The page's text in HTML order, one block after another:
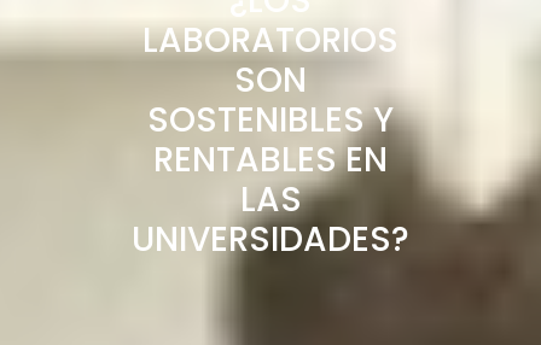
LABORATORIOS
SON
SOSTENIBLES Y
RENTABLES EN
LAS
UNIVERSIDADES?